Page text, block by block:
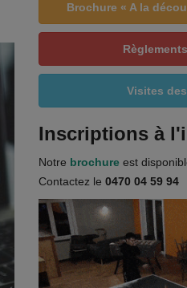
Brochure « A la
Visites
Inscriptions à
Notre brochure est
Contactez le 0470 04 59 94